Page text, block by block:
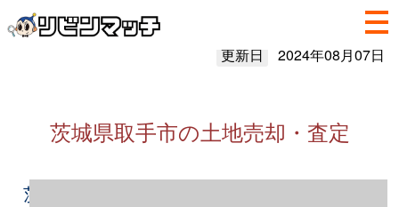
更新日 2024年08月07日
茨城県取手市の土地売却・査定
茨城県取手市の土地売却情報（2023年1～12